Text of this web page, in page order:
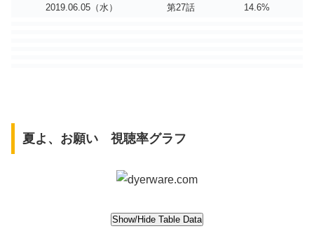
2019.06.05（水） 第27話 14.6%
夏よ、お願い 視聴率グラフ